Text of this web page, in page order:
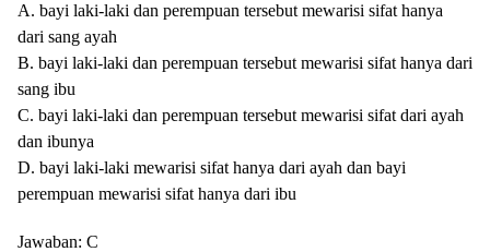
A. bayi laki-laki dan perempuan tersebut mewarisi sifat hanya
dari sang ayah
B. bayi laki-laki dan perempuan tersebut mewarisi sifat hanya dari
sang ibu
C. bayi laki-laki dan perempuan tersebut mewarisi sifat dari ayah
dan ibunya
D. bayi laki-laki mewarisi sifat hanya dari ayah dan bayi
perempuan mewarisi sifat hanya dari ibu
Jawaban: C